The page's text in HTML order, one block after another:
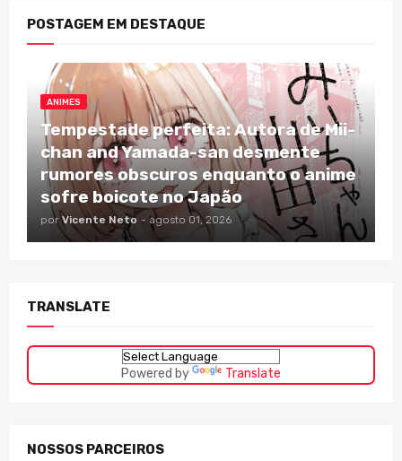
POSTAGEM EM DESTAQUE
ANIMES
Tempestade perfeita: Autora de Mii-
chan and Yamada-san desmente
rumores obscuros enquanto o anime
sofre boicote no Japão
por Vicente Neto - agosto 01, 2026
TRANSLATE
Powered by Translate
NOSSOS PARCEIROS